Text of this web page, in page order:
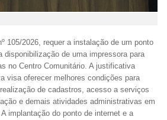
105/2026, requer a instalação de um ponto
disponibilização de uma impressora para
no Centro Comunitário. A justificativa
visa oferecer melhores condições para
de cadastros, acesso a serviços
e demais atividades administrativas em
implantação do ponto de internet e a